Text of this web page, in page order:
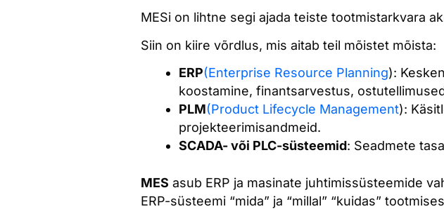
MESi on lihtne segi ajada teiste tootmistarkvara
Siin on kiire võrdlus, mis aitab teil mõistet mõista:
ERP(Enterprise Resource Planning):
koostamine, finantsarvestus,
PLM(Product Lifecycle Management):
projekteerimisandmeid.
SCADA- või PLC-süsteemid: Seadmete
MES asub ERP ja masinate juhtimissüsteemide
ERP-süsteemi “mida” ja “millal” “kuidas”